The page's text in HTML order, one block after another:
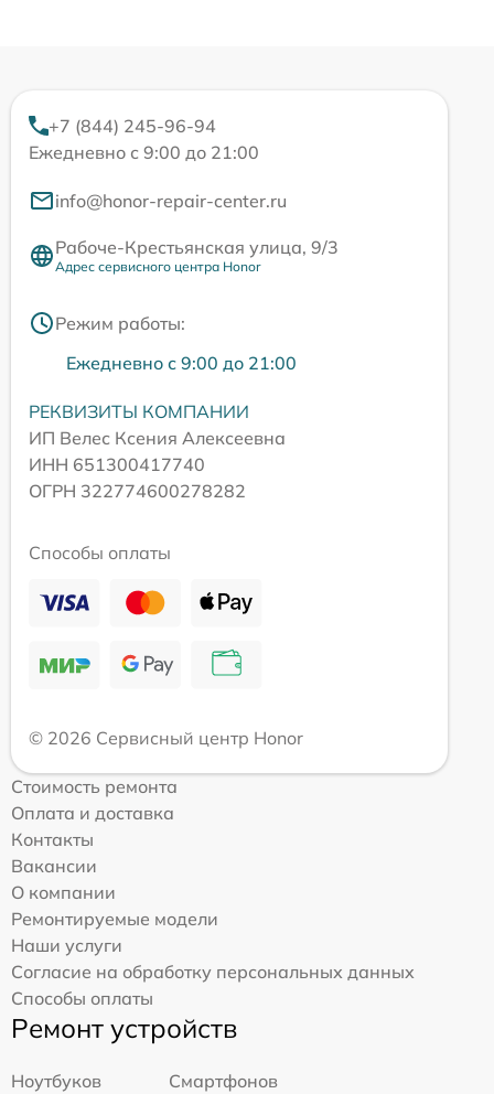
+7 (844) 245-96-94
Ежедневно с 9:00 до 21:00
info@honor-repair-center.ru
Рабоче-Крестьянская улица, 9/3
Адрес сервисного центра Honor
Режим работы:
Ежедневно с 9:00 до 21:00
РЕКВИЗИТЫ КОМПАНИИ
ИП Велес Ксения Алексеевна
ИНН 651300417740
ОГРН 322774600278282
Способы оплаты
© 2026 Сервисный центр Honor
Стоимость ремонта
Оплата и доставка
Контакты
Вакансии
О компании
Ремонтируемые модели
Наши услуги
Согласие на обработку персональных данных
Способы оплаты
Ремонт устройств
Ноутбуков
Смартфонов